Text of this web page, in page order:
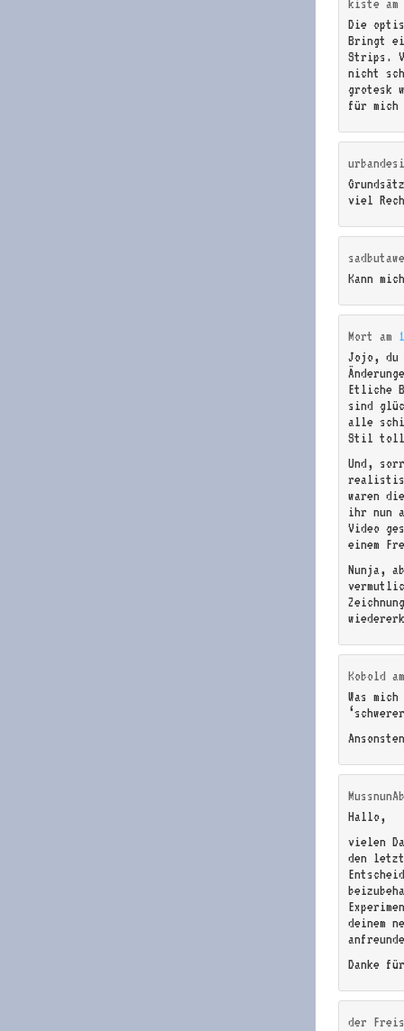
kiste am
Die
Bringt
Strips.
nicht
grotesk
für mich
viel
Kann
Mort am
Jojo, du
Etliche
sind
alle
Stil toll
Und,
waren
ihr nun
Video
einem
Nunja,
Kobold
Was
Hallo,
vielen
den
deinem
Danke
der